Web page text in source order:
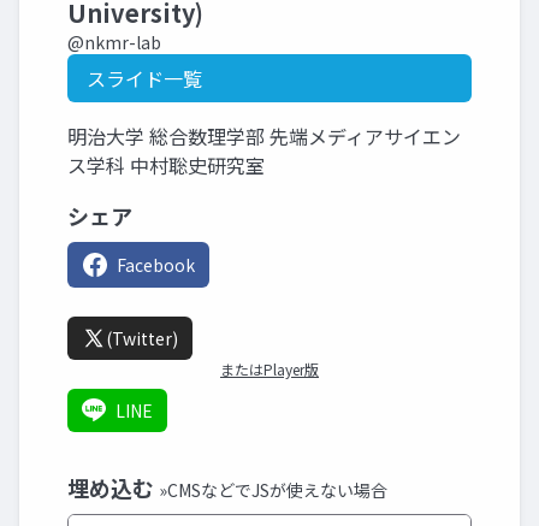
University)
@nkmr-lab
スライド一覧
明治大学 総合数理学部 先端メディアサイエン
ス学科 中村聡史研究室
シェア
Facebook
(Twitter)
またはPlayer版
LINE
埋め込む »CMSなどでJSが使えない場合